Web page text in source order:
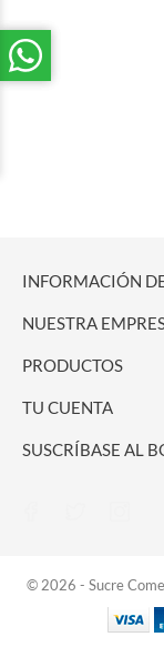
INFORMACIÓN
NUESTRA
PRODUCTOS
TU CUENTA
SUSCRÍBASE AL
© 2026 - Sucre